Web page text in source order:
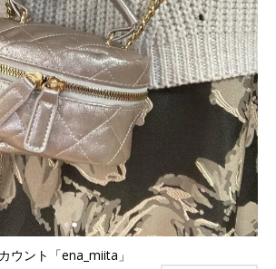
ウント「ena_miita」